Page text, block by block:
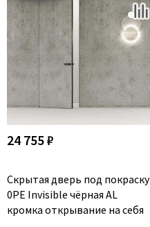
24 755 ₽
Скрытая дверь под покраску
0PE Invisible чёрная AL
кромка открывание на себя